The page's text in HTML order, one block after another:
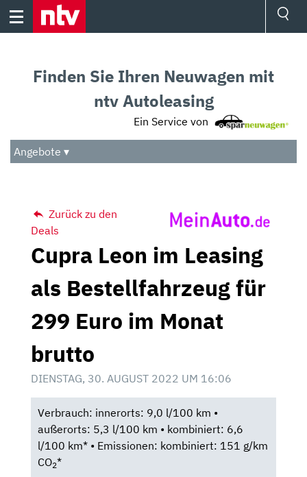
Skip
Audio
Das Beste
Finden Sie Ihren Neuwagen mit
ntv Autoleasing
Ein Service von
Angebote ▾
Zurück zu den
Deals
Cupra Leon im Leasing
als Bestellfahrzeug für
299 Euro im Monat
brutto
DIENSTAG, 30. AUGUST 2022 UM 16:06
Verbrauch: innerorts: 9,0 l/100 km •
außerorts: 5,3 l/100 km • kombiniert: 6,6
l/100 km* • Emissionen: kombiniert: 151 g/km
CO2*